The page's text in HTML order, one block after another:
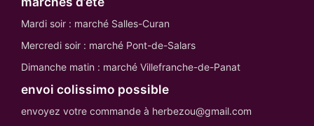
Mardi soir : marché Salles-Curan
Mercredi soir : marché Pont-de-Salars
Dimanche matin : marché Villefranche-de-Panat
envoi colissimo possible
envoyez votre commande à herbezou@gmail.com